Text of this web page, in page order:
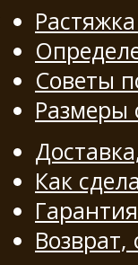
Советы
Как
Гарантия